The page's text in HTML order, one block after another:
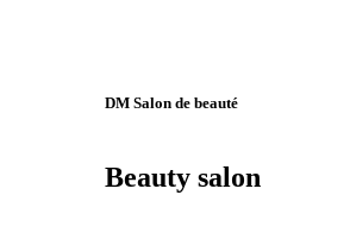
DM Salon de beauté
Beauty salon